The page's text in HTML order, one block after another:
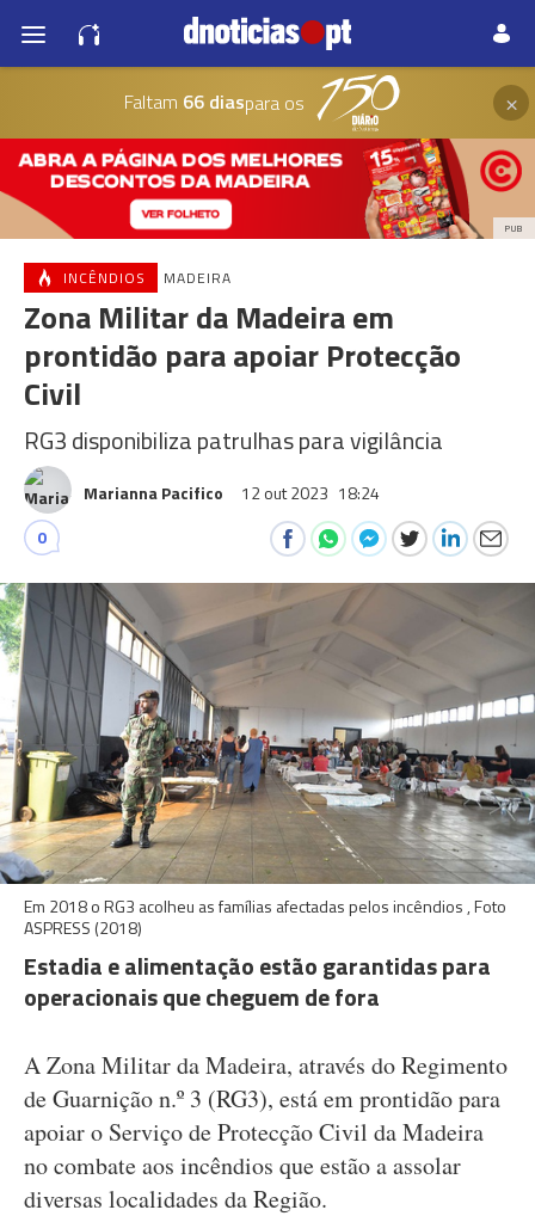
Faltam 66 diaspara os ×
PUB
INCÊNDIOS MADEIRA
Zona Militar da Madeira em
prontidão para apoiar Protecção
Civil
RG3 disponibiliza patrulhas para vigilância
Marianna Pacifico 12 out 2023 18:24
0
Em 2018 o RG3 acolheu as famílias afectadas pelos incêndios , Foto
ASPRESS (2018)
Estadia e alimentação estão garantidas para
operacionais que cheguem de fora
A Zona Militar da Madeira, através do Regimento
de Guarnição n.º 3 (RG3), está em prontidão para
apoiar o Serviço de Protecção Civil da Madeira
no combate aos incêndios que estão a assolar
diversas localidades da Região.